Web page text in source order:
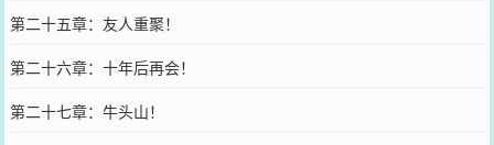
第二十五章：友人重聚！
第二十六章：十年后再会！
第二十七章：牛头山！